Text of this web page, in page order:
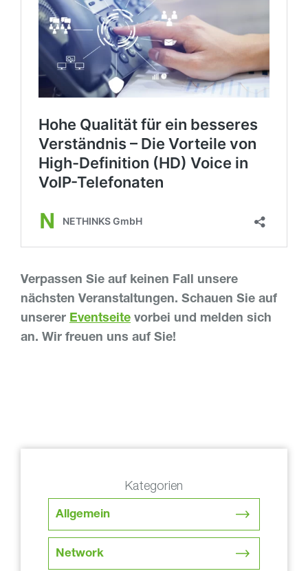
Verpassen Sie auf keinen Fall unsere
nächsten Veranstaltungen. Schauen Sie auf
unserer Eventseite vorbei und melden sich
an. Wir freuen uns auf Sie!
Kategorien
Allgemein
Network